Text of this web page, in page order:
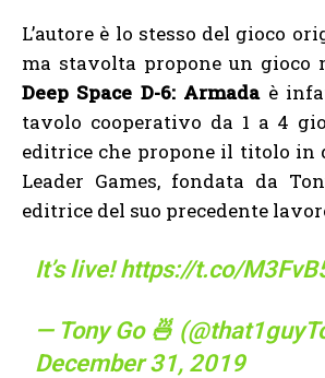
L’autore è lo stesso del gioco
ma stavolta propone un gioco
Deep Space D-6: Armadaè
tavolo cooperativo da 1 a 4
editrice che propone il titolo in
Leader Games, fondata da
editrice del suo precedente
It’s live!https://t.co/
— Tony Go 🍜
December 31, 2019